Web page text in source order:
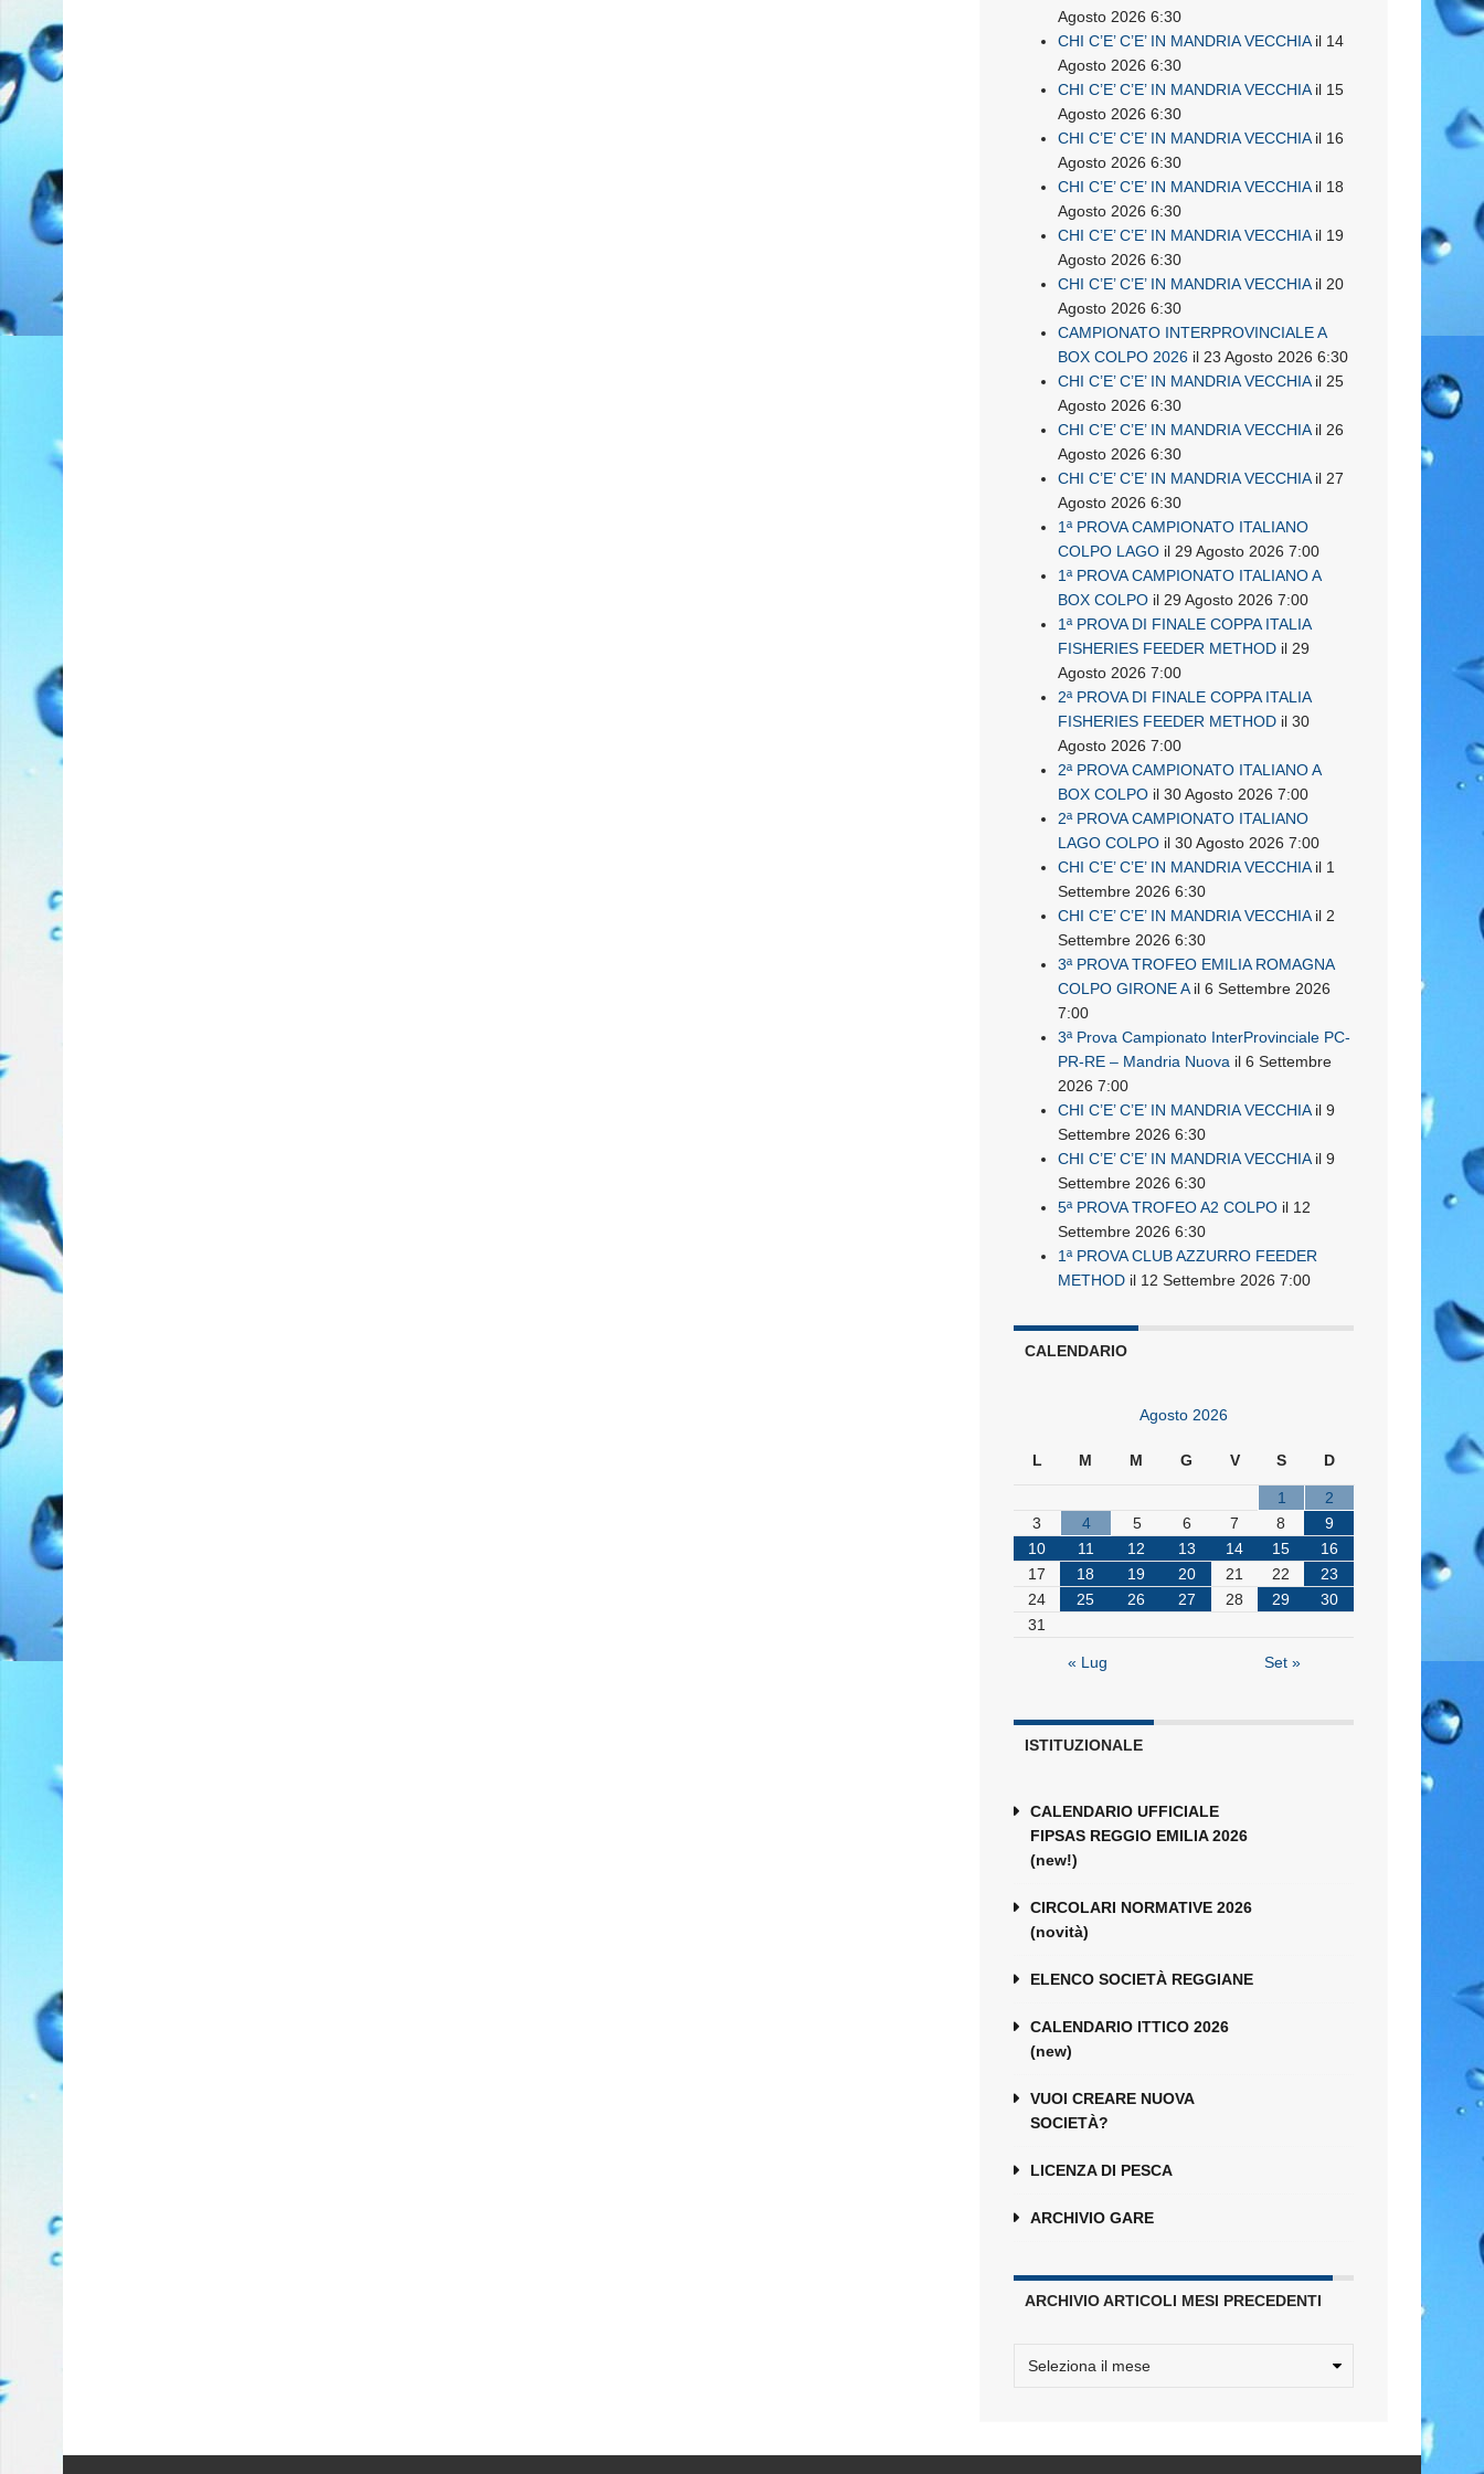
Agosto 2026 6:30
CHI C’E’ C’E’ IN MANDRIA VECCHIAil 14
Agosto 2026 6:30
CHI C’E’ C’E’ IN MANDRIA VECCHIAil 15
Agosto 2026 6:30
CHI C’E’ C’E’ IN MANDRIA VECCHIAil 16
Agosto 2026 6:30
CHI C’E’ C’E’ IN MANDRIA VECCHIAil 18
Agosto 2026 6:30
CHI C’E’ C’E’ IN MANDRIA VECCHIAil 19
Agosto 2026 6:30
CHI C’E’ C’E’ IN MANDRIA VECCHIAil 20
Agosto 2026 6:30
CAMPIONATO INTERPROVINCIALE A
BOX COLPO 2026 il 23 Agosto 2026 6:30
CHI C’E’ C’E’ IN MANDRIA VECCHIAil 25
Agosto 2026 6:30
CHI C’E’ C’E’ IN MANDRIA VECCHIAil 26
Agosto 2026 6:30
CHI C’E’ C’E’ IN MANDRIA VECCHIAil 27
Agosto 2026 6:30
1ª PROVA CAMPIONATO ITALIANO
COLPO LAGO il 29 Agosto 2026 7:00
1ª PROVA CAMPIONATO ITALIANO A
BOX COLPO il 29 Agosto 2026 7:00
1ª PROVA DI FINALE COPPA ITALIA
FISHERIES FEEDER METHOD il 29
Agosto 2026 7:00
2ª PROVA DI FINALE COPPA ITALIA
FISHERIES FEEDER METHOD il 30
Agosto 2026 7:00
2ª PROVA CAMPIONATO ITALIANO A
BOX COLPO il 30 Agosto 2026 7:00
2ª PROVA CAMPIONATO ITALIANO
LAGO COLPO il 30 Agosto 2026 7:00
CHI C’E’ C’E’ IN MANDRIA VECCHIAil 1
Settembre 2026 6:30
CHI C’E’ C’E’ IN MANDRIA VECCHIAil 2
Settembre 2026 6:30
3ª PROVA TROFEO EMILIA ROMAGNA
COLPO GIRONE Ail 6 Settembre 2026
7:00
3ª Prova Campionato InterProvinciale PC-
PR-RE – Mandria Nuova il 6 Settembre
2026 7:00
CHI C’E’ C’E’ IN MANDRIA VECCHIAil 9
Settembre 2026 6:30
CHI C’E’ C’E’ IN MANDRIA VECCHIAil 9
Settembre 2026 6:30
5ª PROVA TROFEO A2 COLPO il 12
Settembre 2026 6:30
1ª PROVA CLUB AZZURRO FEEDER
METHOD il 12 Settembre 2026 7:00
CALENDARIO
Agosto 2026
L M M G V S D
1
2
3
4 5 6 7 8
9
10
11 12 13 14 15
16
17
18 19 20 21 22
23
24
25 26 27 28 29
30
31
« Lug Set »
ISTITUZIONALE
CALENDARIO UFFICIALE
FIPSAS REGGIO EMILIA 2026
(new!)
CIRCOLARI NORMATIVE 2026
(novità)
ELENCO SOCIETÀ REGGIANE
CALENDARIO ITTICO 2026
(new)
VUOI CREARE NUOVA
SOCIETÀ?
LICENZA DI PESCA
ARCHIVIO GARE
ARCHIVIO ARTICOLI MESI PRECEDENTI